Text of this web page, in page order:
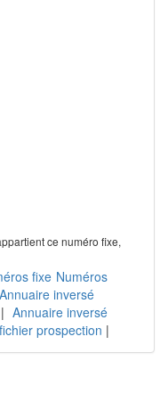
ce numéro fixe,
fixe Numéros
Annuaire inversé
| Annuaire inversé
fichier prospection |